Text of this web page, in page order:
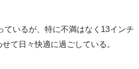
ているが、特に不満はなく13インチ
て日々快適に過ごしている。